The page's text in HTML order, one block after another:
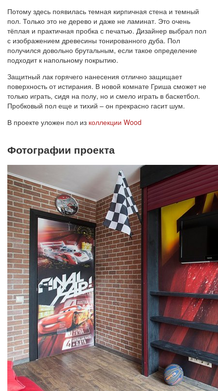
Потому здесь появилась темная кирпичная стена и темный
пол. Только это не дерево и даже не ламинат. Это очень
тёплая и практичная пробка с печатью. Дизайнер выбрал пол
с изображением древесины тонированного дуба. Пол
получился довольно брутальным, если такое определение
подходит к напольному покрытию.
Защитный лак горячего нанесения отлично защищает
поверхность от истирания. В новой комнате Гриша сможет не
только играть, сидя на полу, но и смело играть в баскетбол.
Пробковый пол еще и тихий – он прекрасно гасит шум.
В проекте уложен пол из коллекции Wood
Фотографии проекта